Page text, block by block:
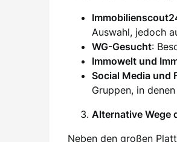
Auswahl, jedoch
WG-Gesucht:
Immowelt und
Social Media und
Gruppen, in
Alternative Wege
Neben den großen